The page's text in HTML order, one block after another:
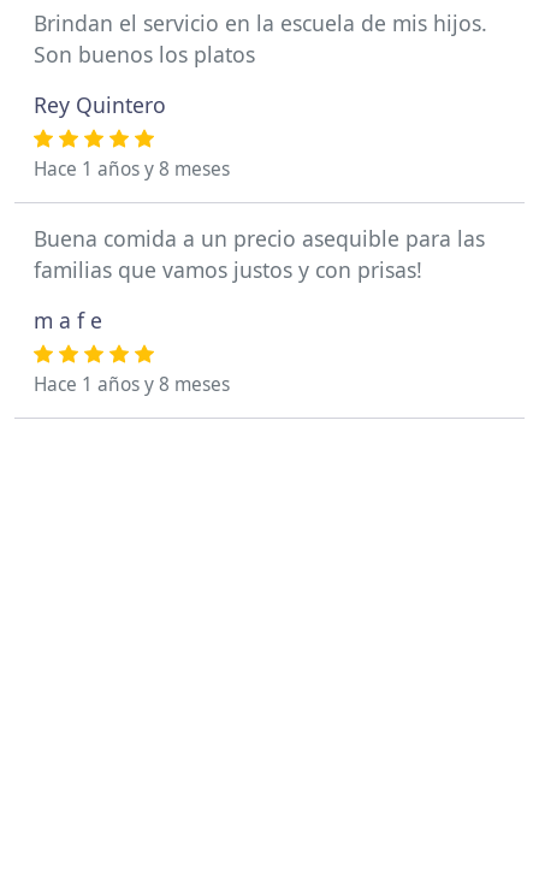
Brindan el servicio en la escuela de mis hijos.
Son buenos los platos
Rey Quintero
Hace 1 años y 8 meses
Buena comida a un precio asequible para las
familias que vamos justos y con prisas!
m a f e
Hace 1 años y 8 meses